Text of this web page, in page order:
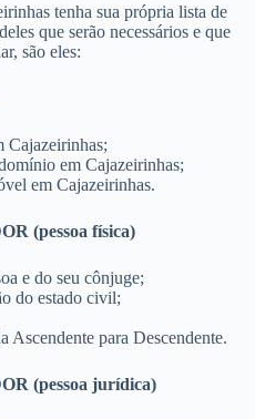
tenha sua própria lista de
que serão necessários e que
são eles:
Cajazeirinhas;
em Cajazeirinhas;
em Cajazeirinhas.
(pessoa física)
e do seu cônjuge;
do estado civil;
Ascendente para Descendente.
(pessoa jurídica)